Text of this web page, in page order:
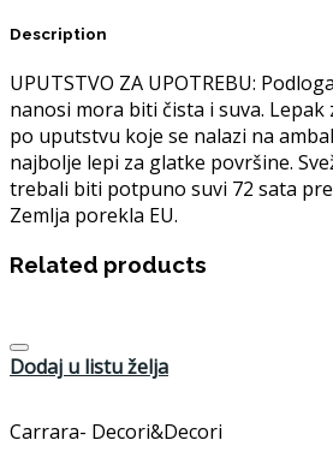
Description
UPUTSTVO ZA UPOTREBU:
nanosi mora biti čista i suva. Lepak
po uputstvu koje se nalazi na
najbolje lepi za glatke površine.
trebali biti potpuno suvi 72 sata
Zemlja porekla EU.
Related products
Dodaj u listu želja
Carrara- Decori&Decori